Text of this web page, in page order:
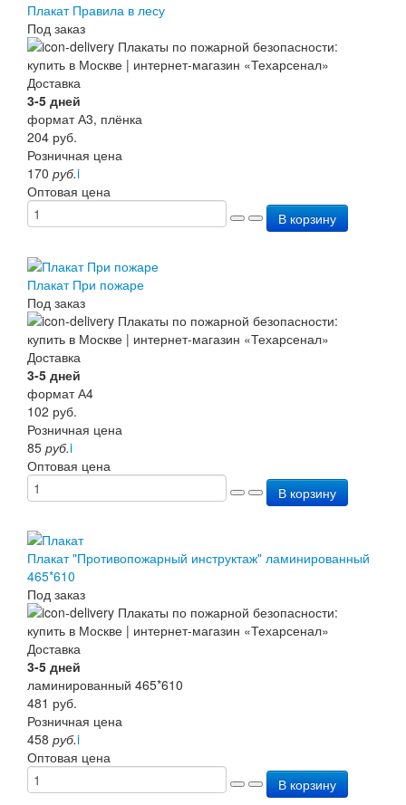
Плакат Правила в лесу
Под заказ
Доставка
3-5 дней
формат А3, плёнка
204 руб.
Розничная цена
170 руб.i
Оптовая цена
В корзину
Плакат При пожаре
Под заказ
Доставка
3-5 дней
формат А4
102 руб.
Розничная цена
85 руб.i
Оптовая цена
В корзину
Плакат "Противопожарный инструктаж" ламинированный
465*610
Под заказ
Доставка
3-5 дней
ламинированный 465*610
481 руб.
Розничная цена
458 руб.i
Оптовая цена
В корзину